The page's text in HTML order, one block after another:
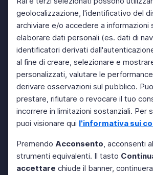
geolocalizzazione, l'identificativo del
archiviare e/o accedere a informazioni
elaborare dati personali (es. dati di
identificatori derivati
al fine di creare, selezionare e
personalizzati, valutare le
derivare osservazioni sul pubblico.
prestare, rifiutare o revocare il tuo
incorrere in limitazioni sostanziali. Per
puoi visionare qui l'informativa sui
Premendo Acconsento, acconsenti
strumenti equivalenti. Il tasto
accettare chiude il banner,